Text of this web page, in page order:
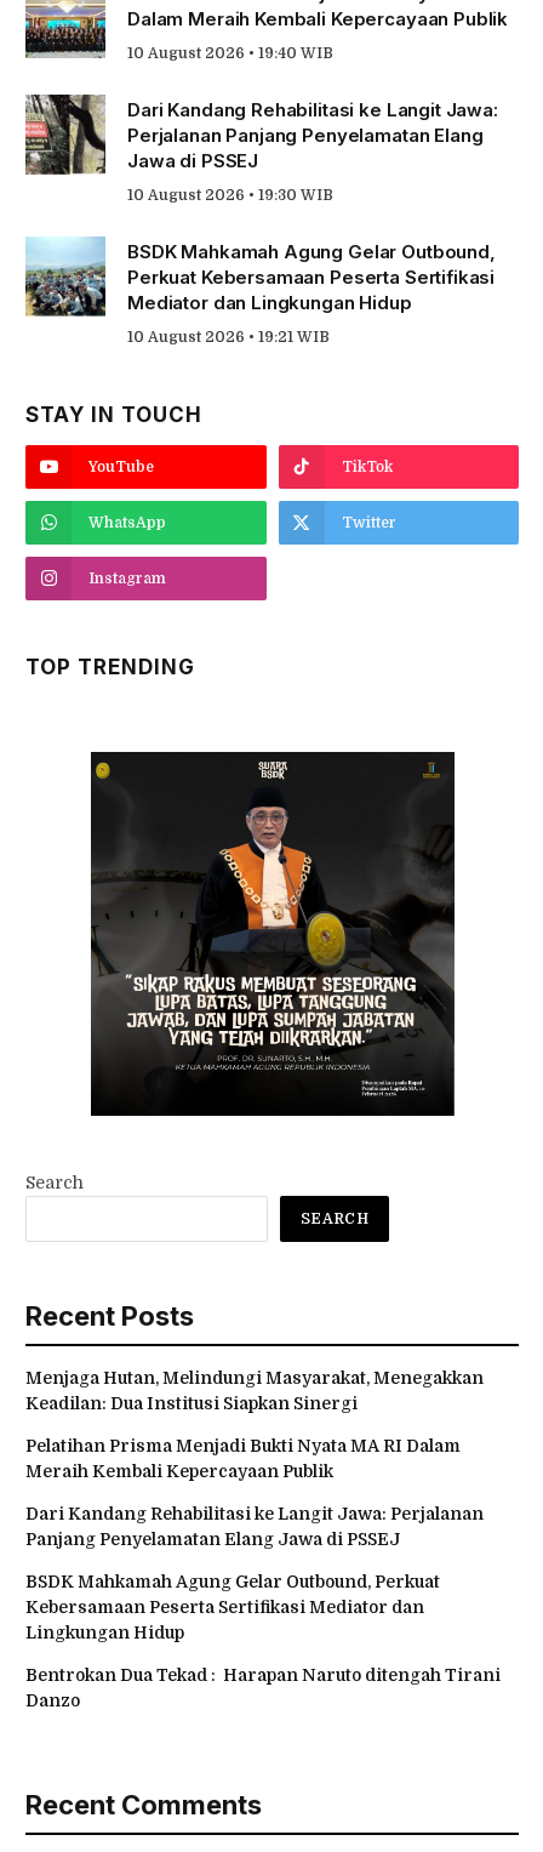
Dalam Meraih Kembali Kepercayaan Publik
10 August 2026 • 19:40 WIB
Dari Kandang Rehabilitasi ke Langit Jawa:
Perjalanan Panjang Penyelamatan Elang
Jawa di PSSEJ
10 August 2026 • 19:30 WIB
BSDK Mahkamah Agung Gelar Outbound,
Perkuat Kebersamaan Peserta Sertifikasi
Mediator dan Lingkungan Hidup
10 August 2026 • 19:21 WIB
STAY IN TOUCH
YouTube TikTok
WhatsApp Twitter
Instagram
TOP TRENDING
Search
SEARCH
Recent Posts
Menjaga Hutan, Melindungi Masyarakat, Menegakkan
Keadilan: Dua Institusi Siapkan Sinergi
Pelatihan Prisma Menjadi Bukti Nyata MA RI Dalam
Meraih Kembali Kepercayaan Publik
Dari Kandang Rehabilitasi ke Langit Jawa: Perjalanan
Panjang Penyelamatan Elang Jawa di PSSEJ
BSDK Mahkamah Agung Gelar Outbound, Perkuat
Kebersamaan Peserta Sertifikasi Mediator dan
Lingkungan Hidup
Bentrokan Dua Tekad : Harapan Naruto ditengah Tirani
Danzo
Recent Comments